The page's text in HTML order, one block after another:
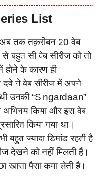
List
तक तक़रीबन 20 वेब
बहुत सी वेब सीरीज को तो
होने के कारण ही
दवे ने वेब सीरीज में अपने
उनकी “Singardaan”
अभिनय किया और इस वेब
किया गया था।
बहुत ज्यादा डिमांड रहती है
देखने को नहीं मिलती हैं।
खासा पैसा कमा लेती है।